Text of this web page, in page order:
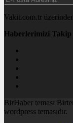
Vakit.com.tr
Haberlerimizi
BirHaber teması
wordpress temasıdır.